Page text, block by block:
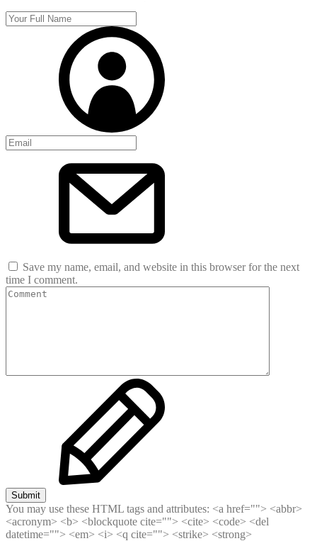
Save my name, email, and website in this browser for the next
time I comment.
Submit
You may use these HTML tags and attributes: <a href=""> <abbr>
<acronym> <b> <blockquote cite=""> <cite> <code> <del
datetime=""> <em> <i> <q cite=""> <strike> <strong>